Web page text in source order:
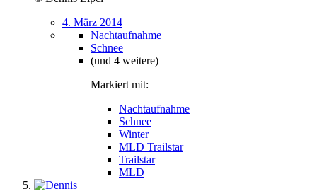
4. März 2014
Nachtaufnahme
Schnee
(und 4 weitere)
Markiert mit:
Nachtaufnahme
Schnee
Winter
MLD Trailstar
Trailstar
MLD